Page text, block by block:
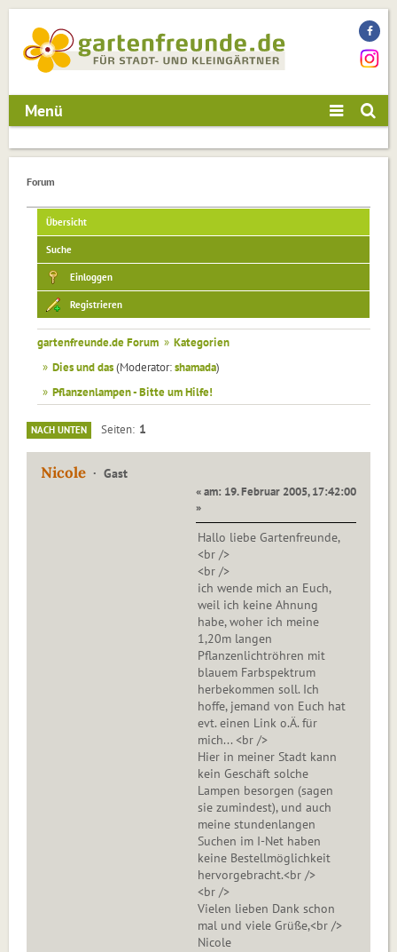
Menü
Forum
Übersicht
Suche
Einloggen
Registrieren
gartenfreunde.de Forum » Kategorien
» Dies und das(Moderator:shamada)
» Pflanzenlampen - Bitte um Hilfe!
NACH UNTEN Seiten 1
Nicole Gast
« am: 19. Februar 2005, 17:42:00
»
Hallo liebe Gartenfreunde,
<br />
<br />
ich wende mich an Euch,
weil ich keine Ahnung
habe, woher ich meine
1,20m langen
Pflanzenlichtröhren mit
blauem Farbspektrum
herbekommen soll. Ich
hoffe, jemand von Euch hat
evt. einen Link o.Ä. für
mich... <br />
Hier in meiner Stadt kann
kein Geschäft solche
Lampen besorgen (sagen
sie zumindest), und auch
meine stundenlangen
Suchen im I-Net haben
keine Bestellmöglichkeit
hervorgebracht.<br />
<br />
Vielen lieben Dank schon
mal und viele Grüße,<br />
Nicole